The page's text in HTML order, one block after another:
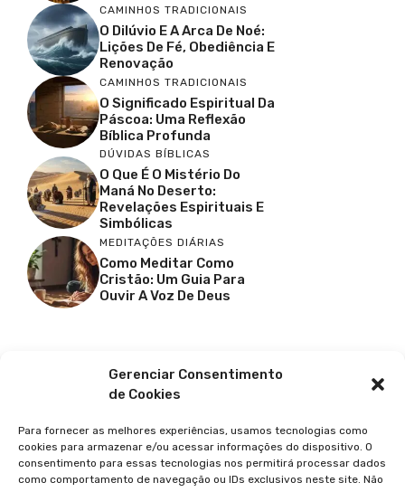
Gerenciar Consentimento
de Cookies
Para fornecer as melhores experiências, usamos tecnologias como
cookies para armazenar e/ou acessar informações do dispositivo. O
consentimento para essas tecnologias nos permitirá processar dados
como comportamento de navegação ou IDs exclusivos neste site. Não
CAMINHOS TRADICIONAIS
O Dilúvio E A Arca De Noé:
Lições De Fé, Obediência E
Renovação
CAMINHOS TRADICIONAIS
O Significado Espiritual Da
Páscoa: Uma Reflexão
Bíblica Profunda
DÚVIDAS BÍBLICAS
O Que É O Mistério Do
Maná No Deserto:
Revelações Espirituais E
Simbólicas
MEDITAÇÕES DIÁRIAS
Como Meditar Como
Cristão: Um Guia Para
Ouvir A Voz De Deus
Facebook
Youtube
Pinterest